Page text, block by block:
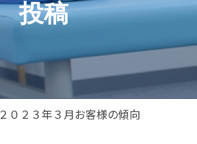
投稿
２０２３年３月お客様の傾向